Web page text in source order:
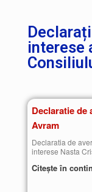
interese
Declaratie de
Avram
Declaratia de
interese Nasta
Citește în